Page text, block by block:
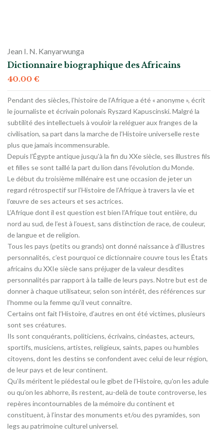
Jean I. N. Kanyarwunga
Dictionnaire biographique des Africains
40.00 €
Pendant des siècles, l’histoire de l’Afrique a été « anonyme », écrit
le journaliste et écrivain polonais Ryszard Kapuscinski. Malgré la
subtilité des intellectuels à vouloir la reléguer aux franges de la
civilisation, sa part dans la marche de l’Histoire universelle reste
plus que jamais incommensurable.
Depuis l’Égypte antique jusqu’à la fin du XXe siècle, ses illustres fils
et filles se sont taillé la part du lion dans l’évolution du Monde.
Le début du troisième millénaire est une occasion de jeter un
regard rétrospectif sur l’Histoire de l’Afrique à travers la vie et
l’œuvre de ses acteurs et ses actrices.
L’Afrique dont il est question est bien l’Afrique tout entière, du
nord au sud, de l’est à l’ouest, sans distinction de race, de couleur,
de langue et de religion.
Tous les pays (petits ou grands) ont donné naissance à d’illustres
personnalités, c’est pourquoi ce dictionnaire couvre tous les États
africains du XXIe siècle sans préjuger de la valeur desdites
personnalités par rapport à la taille de leurs pays. Notre but est de
donner à chaque utilisateur, selon son intérêt, des références sur
l’homme ou la femme qu’il veut connaître.
Certains ont fait l’Histoire, d’autres en ont été victimes, plusieurs
sont ses créatures.
Ils sont conquérants, politiciens, écrivains, cinéastes, acteurs,
sportifs, musiciens, artistes, religieux, saints, papes ou humbles
citoyens, dont les destins se confondent avec celui de leur région,
de leur pays et de leur continent.
Qu’ils méritent le piédestal ou le gibet de l’Histoire, qu’on les adule
ou qu’on les abhorre, ils restent, au-delà de toute controverse, les
repères incontournables de la mémoire du continent et
constituent, à l’instar des monuments et/ou des pyramides, son
legs au patrimoine culturel universel.